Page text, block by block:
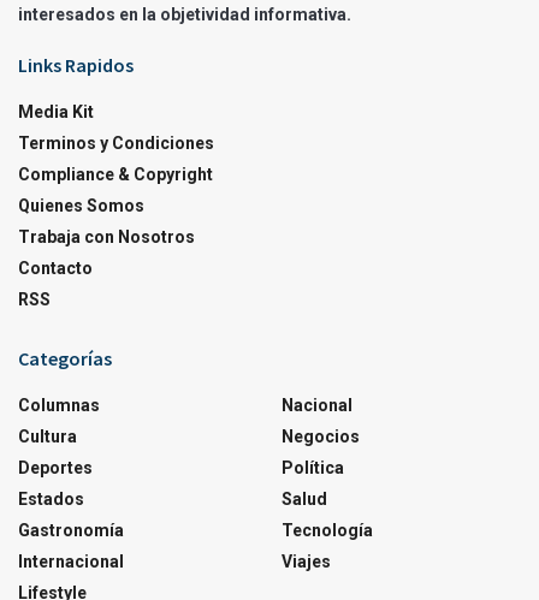
interesados en la objetividad informativa.
Links Rapidos
Media Kit
Terminos y Condiciones
Compliance & Copyright
Quienes Somos
Trabaja con Nosotros
Contacto
RSS
Categorías
Columnas
Cultura
Deportes
Estados
Gastronomía
Internacional
Lifestyle
Nacional
Negocios
Política
Salud
Tecnología
Viajes